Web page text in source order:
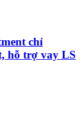
chỉ
hỗ trợ vay LS